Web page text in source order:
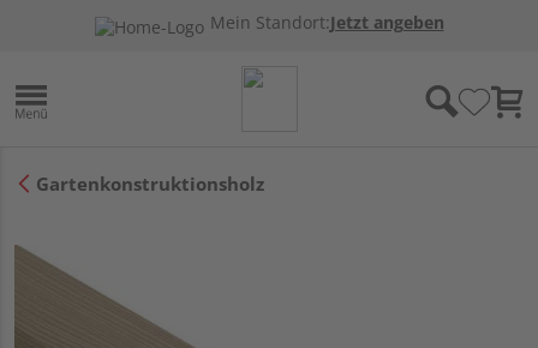
Mein Standort:Jetzt angeben
Gartenkonstruktionsholz